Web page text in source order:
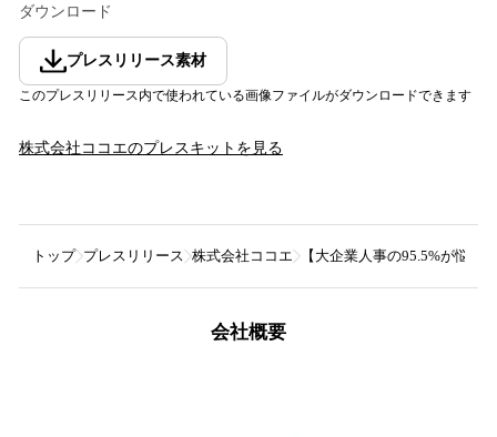
ダウンロード
プレスリリース素材
このプレスリリース内で使われている画像ファイルがダウンロードできます
株式会社ココエのプレスキットを見る
トップ プレスリリース 株式会社ココエ 【大企業人事の95.5%が悩
会社概要